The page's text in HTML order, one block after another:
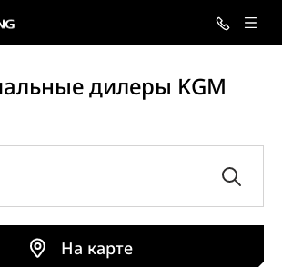
дилеры KGM
На карте